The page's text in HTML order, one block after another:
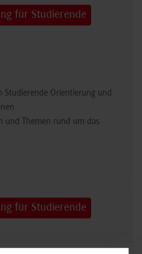
für Studierende
Studierende Orientierung und
und Themen rund um das
für Studierende